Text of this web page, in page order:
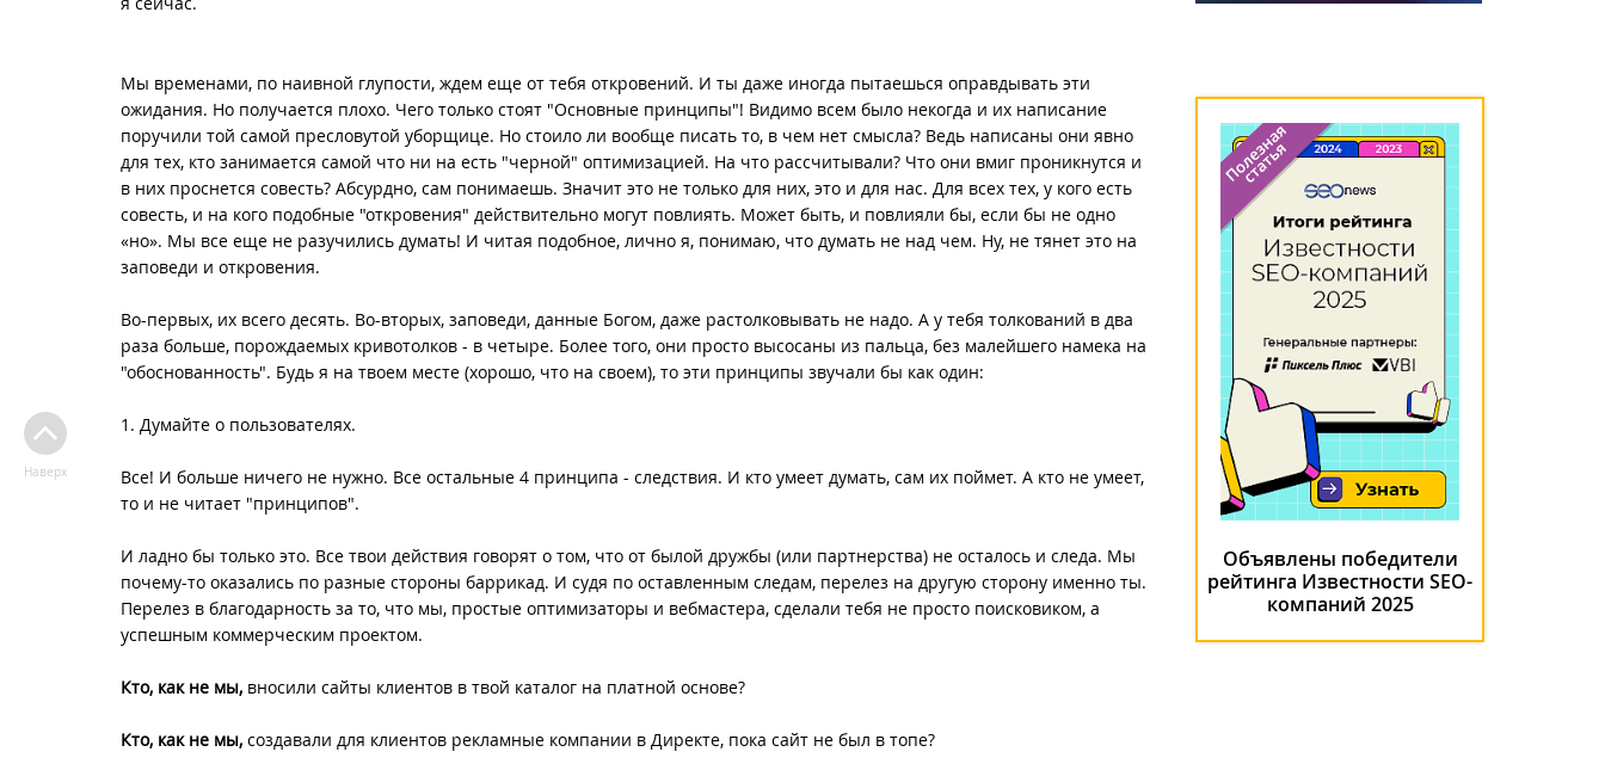
Мы временами, по наивной глупости, ждем еще от тебя откровений. И ты даже иногда пытаешься оправдывать эти
ожидания. Но получается плохо. Чего только стоят "Основные принципы"! Видимо всем было некогда и их написание
поручили той самой пресловутой уборщице. Но стоило ли вообще писать то, в чем нет смысла? Ведь написаны они явно
для тех, кто занимается самой что ни на есть "черной" оптимизацией. На что рассчитывали? Что они вмиг проникнутся и
в них проснется совесть? Абсурдно, сам понимаешь. Значит это не только для них, это и для нас. Для всех тех, у кого есть
совесть, и на кого подобные "откровения" действительно могут повлиять. Может быть, и повлияли бы, если бы не одно
«но». Мы все еще не разучились думать! И читая подобное, лично я, понимаю, что думать не над чем. Ну, не тянет это на
заповеди и откровения.
Во-первых, их всего десять. Во-вторых, заповеди, данные Богом, даже растолковывать не надо. А у тебя толкований в два
раза больше, порождаемых кривотолков - в четыре. Более того, они просто высосаны из пальца, без малейшего намека на
"обоснованность". Будь я на твоем месте (хорошо, что на своем), то эти принципы звучали бы как один:
1. Думайте о пользователях.
Все! И больше ничего не нужно. Все остальные 4 принципа - следствия. И кто умеет думать, сам их поймет. А кто не умеет,
то и не читает "принципов".
И ладно бы только это. Все твои действия говорят о том, что от былой дружбы (или партнерства) не осталось и следа. Мы
почему-то оказались по разные стороны баррикад. И судя по оставленным следам, перелез на другую сторону именно ты.
Перелез в благодарность за то, что мы, простые оптимизаторы и вебмастера, сделали тебя не просто поисковиком, а
успешным коммерческим проектом.
Кто, как не мы, вносили сайты клиентов в твой каталог на платной основе?
Кто, как не мы, создавали для клиентов рекламные компании в Директе, пока сайт не был в топе?
Наверх
Объявлены победители
рейтинга Известности SEO-
компаний 2025